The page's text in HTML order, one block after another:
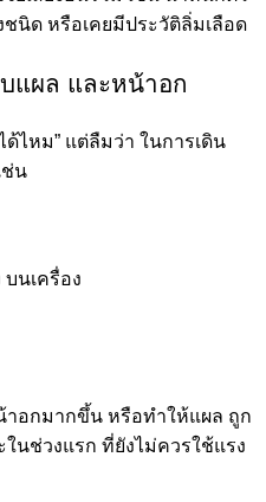
นิด หรือเคยมีประวัติลิ่มเลือด
บแผล และหน้าอก
ไหม” แต่ลืมว่า ในการเดิน
ช่น
บนเครื่อง
าอกมากขึ้น หรือทำให้แผล ถูก
ในช่วงแรก ที่ยังไม่ควรใช้แรง